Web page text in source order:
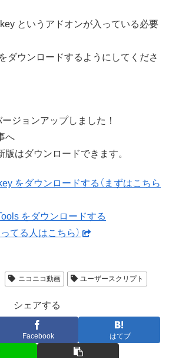
というアドオンが入っている必要
ダウンロードするようにしてくださ
ジョンアップしました！
へ
はダウンロードできます。
をダウンロードする（まずはこちら
をダウンロードする
てる人はこちら）
ニコニコ動画 ユーザースクリプト
シェアする
Facebook はてブ